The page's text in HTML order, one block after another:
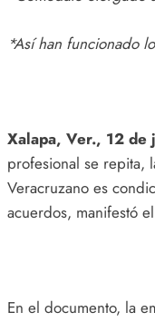
*Así han funcionado
Xalapa, Ver., 12
profesional se repita,
Veracruzano es
acuerdos, manifestó
En el documento, la